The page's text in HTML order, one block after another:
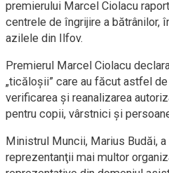
premierului Marcel Ciolacu
centrele de îngrijire a bătrânilor,
azilele din Ilfov.
Premierul Marcel Ciolacu
„ticăloşii” care au făcut astfel
verificarea şi reanalizarea
pentru copii, vârstnici şi
Ministrul Muncii, Marius Budăi,
reprezentanţii mai multor